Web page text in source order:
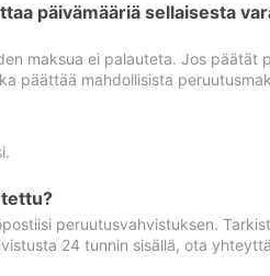
päivämääriä sellaisesta
maksua ei palauteta. Jos päätät
päättää mahdollisista
peruutusvahvistuksen.
24 tunnin sisällä, ota